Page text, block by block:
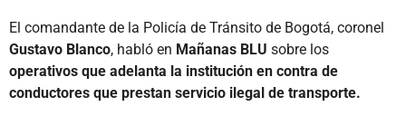
El comandante de la Policía de Tránsito de Bogotá, coronel
Gustavo Blanco, habló en Mañanas BLU sobre los
operativos que adelanta la institución en contra de
conductores que prestan servicio ilegal de transporte.